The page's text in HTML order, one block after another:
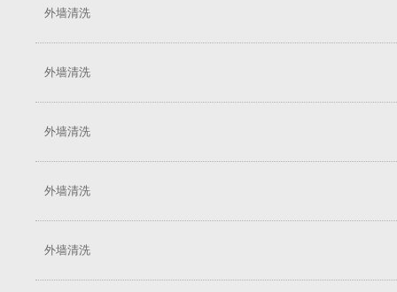
外墙清洗
外墙清洗
外墙清洗
外墙清洗
外墙清洗